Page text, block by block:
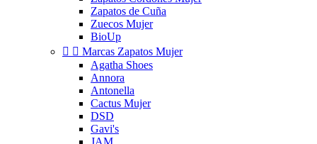
Zapatos de Cuña
Zuecos Mujer
BioUp
  Marcas Zapatos Mujer
Agatha Shoes
Annora
Antonella
Cactus Mujer
DSD
Gavi's
JAM